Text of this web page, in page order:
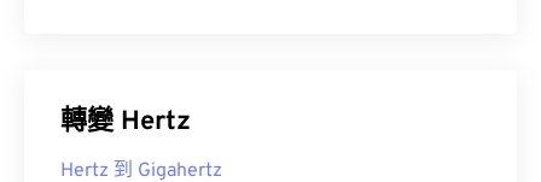
轉變 Hertz
Hertz 到 Gigahertz